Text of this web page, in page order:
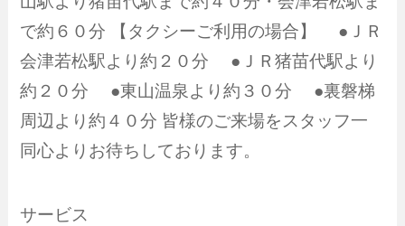
で約６０分 【タクシーご利用の場合】 ●ＪＲ
会津若松駅より約２０分 ●ＪＲ猪苗代駅より
約２０分 ●東山温泉より約３０分 ●裏磐梯
周辺より約４０分 皆様のご来場をスタッフ一
同心よりお待ちしております。
サービス